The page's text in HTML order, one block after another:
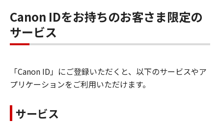
Canon IDをお持ちのお客さま限定の
サービス
「Canon ID」にご登録いただくと、以下のサービスやア
プリケーションをご利用いただけます。
サービス